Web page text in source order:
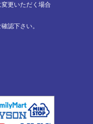
更いただく場合
認下さい。